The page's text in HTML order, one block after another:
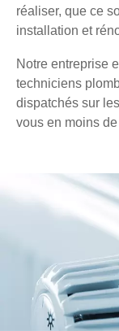
réaliser, que ce
installation et
Notre entreprise
techniciens
dispatchés sur
vous en moins